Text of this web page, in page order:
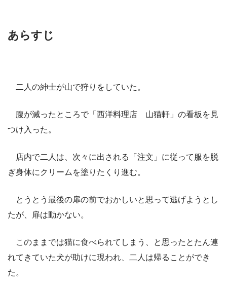
あらすじ
二人の紳士が山で狩りをしていた。
腹が減ったところで「西洋料理店 山猫軒」の看板を見
つけ入った。
店内で二人は、次々に出される「注文」に従って服を脱
ぎ身体にクリームを塗りたくり進む。
とうとう最後の扉の前でおかしいと思って逃げようとし
たが、扉は動かない。
このままでは猫に食べられてしまう、と思ったとたん連
れてきていた犬が助けに現われ、二人は帰ることができ
た。